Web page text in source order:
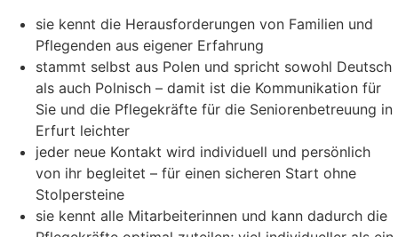
sie kennt die Herausforderungen von Familien und
Pflegenden aus eigener Erfahrung
stammt selbst aus Polen und spricht sowohl Deutsch
als auch Polnisch – damit ist die Kommunikation für
Sie und die Pflegekräfte für die Seniorenbetreuung in
Erfurt leichter
jeder neue Kontakt wird individuell und persönlich
von ihr begleitet – für einen sicheren Start ohne
Stolpersteine
sie kennt alle Mitarbeiterinnen und kann dadurch die